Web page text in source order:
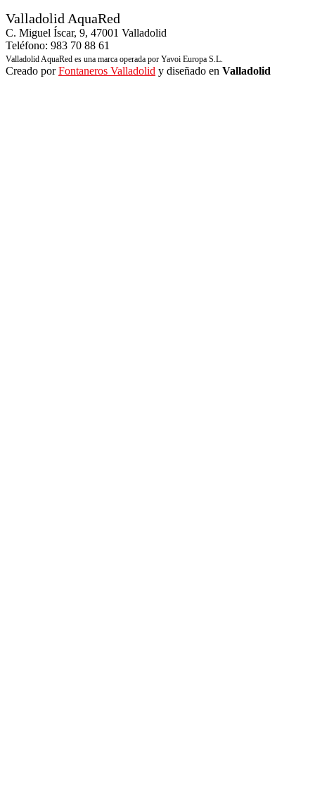
Valladolid AquaRed
C. Miguel Íscar, 9, 47001 Valladolid
Teléfono: 983 70 88 61
Valladolid AquaRed es una marca operada por Yavoi Europa S.L.
Creado porFontaneros Valladolid y diseñado en Valladolid